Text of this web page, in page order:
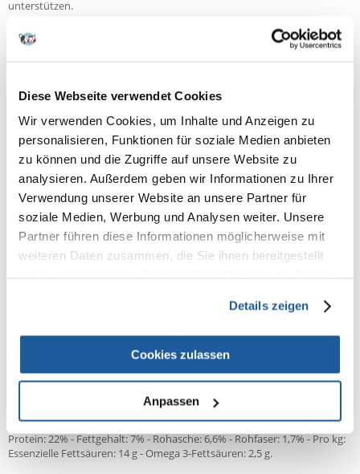
Diese Webseite verwendet Cookies
Wir verwenden Cookies, um Inhalte und Anzeigen zu
personalisieren, Funktionen für soziale Medien anbieten
zu können und die Zugriffe auf unsere Website zu
analysieren. Außerdem geben wir Informationen zu Ihrer
Verwendung unserer Website an unsere Partner für
soziale Medien, Werbung und Analysen weiter. Unsere
Partner führen diese Informationen möglicherweise mit
weiteren Daten zusammen, die Sie ihnen bereitgestellt
Details zeigen
Cookies zulassen
Anpassen
unterstützen.
Indikationen
Akute und chronische Diarrhö, Dysbakterie, Exokrine
Diarrhö, Exsudative Enteropathie, Gastritis, Ösophagitis, Gegenanzeige,
Laktation
Weitere Informationen
Dank seines niedrigen Fett- und Faseranteils ist GASTRO INTESTINAL
LOW FAT CANINE insbesondere für Hunde mit niedriger Fetttoleranz
und Störungen des Lipidstoffwechsels geeignet.
Bestandteile
ZUSAMMENSETZUNG:
Reis, Geflügelprotein (getrocknet), Weizen, Gerste, tierisches Eiweiß
(hydrolysiert), Rübentrockenschnitzel, Hefe, Tierfett, Mineralstoffe,
ZUSATZSTOFFE (pro kg):
Ernährungsphysiologische Zusatzstoffe: Vitamin A: 11700 IE, Vitamin D3:
(Mangan): 57 mg, E6 (Zink): 186 mg, E8 (Selen): 0,08 mg -
Konservierungsstoffe - Antioxidanzien.
ANALYTISCHE BESTANDTEILE:
Protein: 22% - Fettgehalt: 7% - Rohasche: 6,6% - Rohfaser: 1,7% - Pro kg:
Essenzielle Fettsäuren: 14 g - Omega 3-Fettsäuren: 2,5 g.